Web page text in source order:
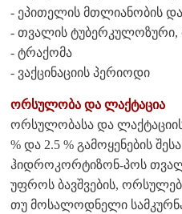
- ეპითელის მთლიანობის
- თვალის ტუბერკულოზური,
- ტრაქომა
- ვაქცინაციის პერიოდი
ორსულობა და ლაქტაცია
ორსულობასა და
% და 2.5 % გამოყენების
ჰიდროკორტიზონ-პოს
უფროს ბავშვების,
თუ მოსალოდნელი